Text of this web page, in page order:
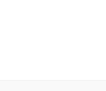
Staking'i %50 ile